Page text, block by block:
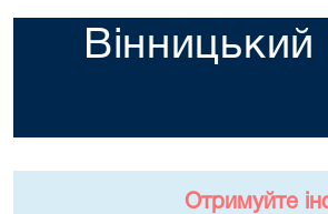
Вінницький
Отримуйте